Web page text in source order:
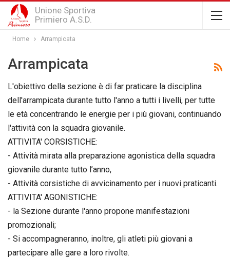
Unione Sportiva
Primiero A.S.D.
Home Arrampicata
Arrampicata
L'obiettivo della sezione è di far praticare la disciplina
dell'arrampicata durante tutto l'anno a tutti i livelli, per tutte
le età concentrando le energie per i più giovani, continuando
l'attività con la squadra giovanile.
ATTIVITA' CORSISTICHE:
- Attività mirata alla preparazione agonistica della squadra
giovanile durante tutto l’anno,
- Attività corsistiche di avvicinamento per i nuovi praticanti.
ATTIVITA' AGONISTICHE:
- la Sezione durante l'anno propone manifestazioni
promozionali;
- Si accompagneranno, inoltre, gli atleti più giovani a
partecipare alle gare a loro rivolte.